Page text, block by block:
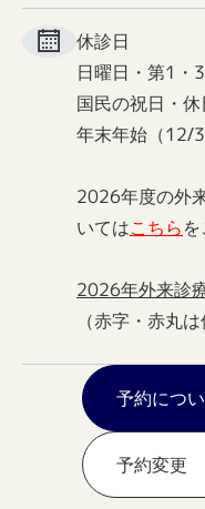
休診日
日曜日・第1・
国民の祝日・休
年末年始（12/
2026年度の外
いてはこちら
2026年外来診
（赤字・赤丸
予約につ
予約変更